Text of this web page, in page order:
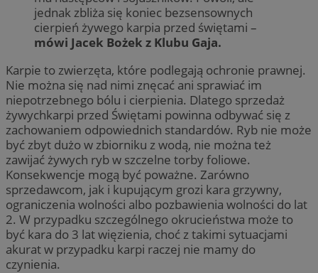
jednak zbliża się koniec bezsensownych
cierpień żywego karpia przed świętami –
mówi Jacek Bożek z Klubu Gaja.
Karpie to zwierzęta, które podlegają ochronie prawnej.
Nie można się nad nimi znęcać ani sprawiać im
niepotrzebnego bólu i cierpienia. Dlatego sprzedaż
żywychkarpi przed Świętami powinna odbywać się z
zachowaniem odpowiednich standardów. Ryb nie może
być zbyt dużo w zbiorniku z wodą, nie można też
zawijać żywych ryb w szczelne torby foliowe.
Konsekwencje mogą być poważne. Zarówno
sprzedawcom, jak i kupującym grozi kara grzywny,
ograniczenia wolności albo pozbawienia wolności do lat
2. W przypadku szczególnego okrucieństwa może to
być kara do 3 lat więzienia, choć z takimi sytuacjami
akurat w przypadku karpi raczej nie mamy do
czynienia.